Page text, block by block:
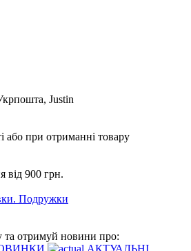
Justin
або при отриманні товару
від 900 грн.
Подружки
та отримуй новини про:
АКТУАЛЬНІ